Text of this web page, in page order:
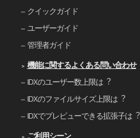
クイックガイド
ユーザーガイド
管理者ガイド
機能に関するよくある問い合わせ
IDXのユーザー数上限は︖
IDXのファイルサイズ上限は︖
IDXでプレビューできる拡張⼦は︖
ご利⽤シーン